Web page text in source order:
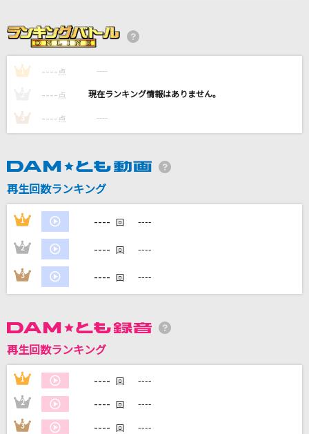
BEYOND THE TIME
クエスチョン
meiyo
Uru
ゆず
もっと見る
DAMに会員登録・ログインして
1 ---- 点 ----
---- 点 ----
3 ---- 点 ----
再生回数ランキング
1 ---- 回 ----
2 ---- 回 ----
3 ---- 回 ----
再生回数ランキング
1 ---- 回 ----
2 ---- 回 ----
3 ---- 回 ----